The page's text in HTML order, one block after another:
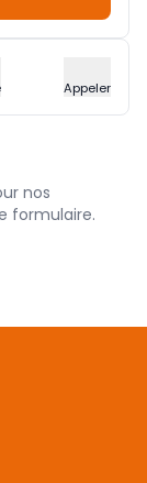
Appeler
nos
formulaire.